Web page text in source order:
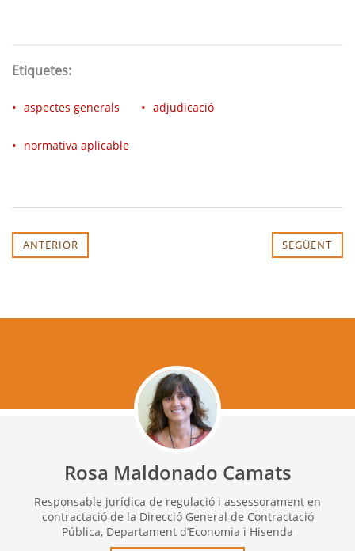
Etiquetes:
aspectes generals adjudicació
normativa aplicable
ANTERIOR SEGÜENT
Rosa Maldonado Camats
Responsable jurídica de regulació i assessorament en
contractació de la Direcció General de Contractació
Pública, Departament d’Economia i Hisenda